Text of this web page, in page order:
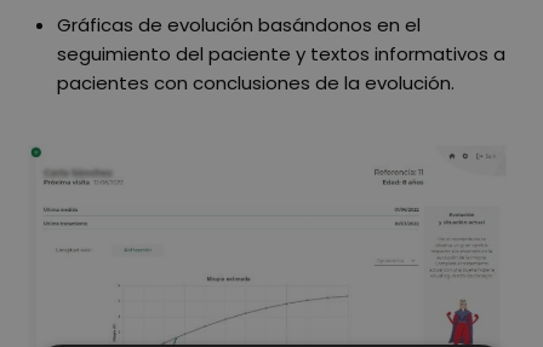
Gráficas de evolución basándonos en el
seguimiento del paciente y textos informativos a
pacientes con conclusiones de la evolución.